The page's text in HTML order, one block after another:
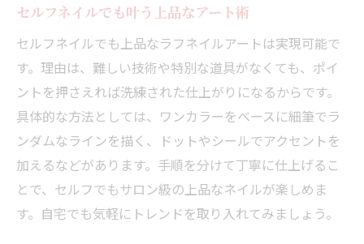
オフィスで浮かない上品ネイルの秘訣
セルフネイルでも叶う上品なアート術
セルフネイルでも上品なラフネイルアートは実現可能で
す。理由は、難しい技術や特別な道具がなくても、ポイ
ントを押さえれば洗練された仕上がりになるからです。
具体的な方法としては、ワンカラーをベースに細筆でラ
ンダムなラインを描く、ドットやシールでアクセントを
加えるなどがあります。手順を分けて丁寧に仕上げるこ
とで、セルフでもサロン級の上品なネイルが楽しめま
す。自宅でも気軽にトレンドを取り入れてみましょう。